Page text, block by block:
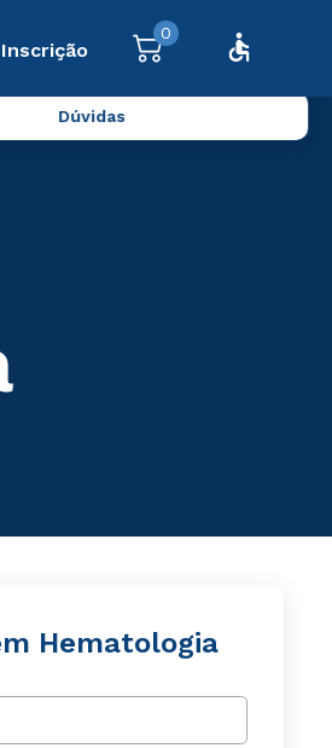
0
Dúvidas
Hematologia